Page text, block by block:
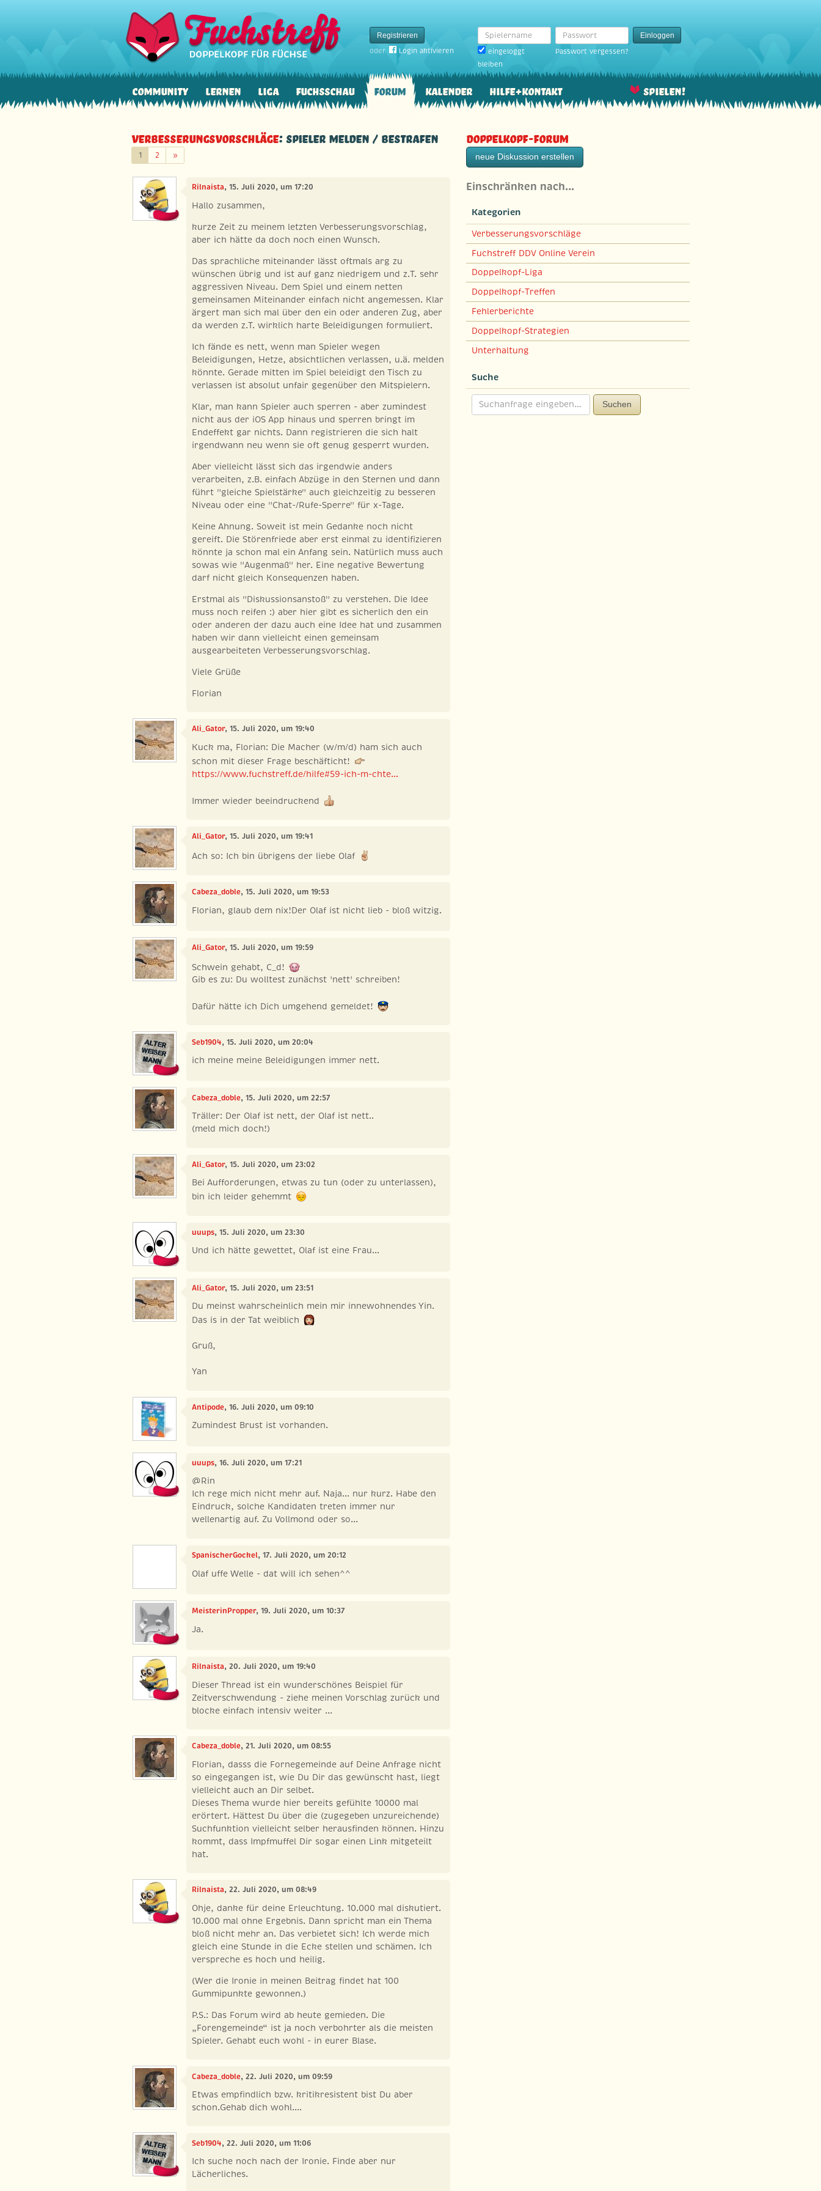
Registrieren
oder
Login aktivieren
Spielername
eingeloggt
bleiben
Passwort
Einloggen
Passwort vergessen?
Community Lernen Liga Fuchsschau Forum Kalender Hilfe+Kontakt Spielen!
Verbesserungsvorschläge: Spieler melden / bestrafen
1 2 »Weiter
Rilnaista, 15. Juli 2020, um 17:20
Hallo zusammen,
kurze Zeit zu meinem letzten Verbesserungsvorschlag,
aber ich hätte da doch noch einen Wunsch.
Das sprachliche miteinander lässt oftmals arg zu
wünschen übrig und ist auf ganz niedrigem und z.T. sehr
aggressiven Niveau. Dem Spiel und einem netten
gemeinsamen Miteinander einfach nicht angemessen. Klar
ärgert man sich mal über den ein oder anderen Zug, aber
da werden z.T. wirklich harte Beleidigungen formuliert.
Ich fände es nett, wenn man Spieler wegen
Beleidigungen, Hetze, absichtlichen verlassen, u.ä. melden
könnte. Gerade mitten im Spiel beleidigt den Tisch zu
verlassen ist absolut unfair gegenüber den Mitspielern.
Klar, man kann Spieler auch sperren - aber zumindest
nicht aus der iOS App hinaus und sperren bringt im
Endeffekt gar nichts. Dann registrieren die sich halt
irgendwann neu wenn sie oft genug gesperrt wurden.
Aber vielleicht lässt sich das irgendwie anders
verarbeiten, z.B. einfach Abzüge in den Sternen und dann
führt "gleiche Spielstärke" auch gleichzeitig zu besseren
Niveau oder eine "Chat-/Rufe-Sperre" für x-Tage.
Keine Ahnung. Soweit ist mein Gedanke noch nicht
gereift. Die Störenfriede aber erst einmal zu identifizieren
könnte ja schon mal ein Anfang sein. Natürlich muss auch
sowas wie "Augenmaß" her. Eine negative Bewertung
darf nicht gleich Konsequenzen haben.
Erstmal als "Diskussionsanstoß" zu verstehen. Die Idee
muss noch reifen :) aber hier gibt es sicherlich den ein
oder anderen der dazu auch eine Idee hat und zusammen
haben wir dann vielleicht einen gemeinsam
ausgearbeiteten Verbesserungsvorschlag.
Viele Grüße
Florian
Ali_Gator, 15. Juli 2020, um 19:40
Kuck ma, Florian: Die Macher (w/m/d) ham sich auch
schon mit dieser Frage beschäfticht!
https://www.fuchstreff.de/hilfe#59-ich-m-chte...
Immer wieder beeindruckend
Ali_Gator, 15. Juli 2020, um 19:41
Ach so: Ich bin übrigens der liebe Olaf
Cabeza_doble, 15. Juli 2020, um 19:53
Florian, glaub dem nix!Der Olaf ist nicht lieb - bloß witzig.
Ali_Gator, 15. Juli 2020, um 19:59
Schwein gehabt, C_d!
Gib es zu: Du wolltest zunächst 'nett' schreiben!
Dafür hätte ich Dich umgehend gemeldet!
Seb1904, 15. Juli 2020, um 20:04
ich meine meine Beleidigungen immer nett.
Cabeza_doble, 15. Juli 2020, um 22:57
Träller: Der Olaf ist nett, der Olaf ist nett..
(meld mich doch!)
Ali_Gator, 15. Juli 2020, um 23:02
Bei Aufforderungen, etwas zu tun (oder zu unterlassen),
bin ich leider gehemmt
uuups, 15. Juli 2020, um 23:30
Und ich hätte gewettet, Olaf ist eine Frau...
Ali_Gator, 15. Juli 2020, um 23:51
Du meinst wahrscheinlich mein mir innewohnendes Yin.
Das is in der Tat weiblich
Gruß,
Yan
Antipode, 16. Juli 2020, um 09:10
Zumindest Brust ist vorhanden.
uuups, 16. Juli 2020, um 17:21
@Rin
Ich rege mich nicht mehr auf. Naja... nur kurz. Habe den
Eindruck, solche Kandidaten treten immer nur
wellenartig auf. Zu Vollmond oder so...
SpanischerGockel, 17. Juli 2020, um 20:12
Olaf uffe Welle - dat will ich sehen^^
MeisterinPropper, 19. Juli 2020, um 10:37
Ja.
Rilnaista, 20. Juli 2020, um 19:40
Dieser Thread ist ein wunderschönes Beispiel für
Zeitverschwendung - ziehe meinen Vorschlag zurück und
blocke einfach intensiv weiter ...
Cabeza_doble, 21. Juli 2020, um 08:55
Florian, dasss die Fornegemeinde auf Deine Anfrage nicht
so eingegangen ist, wie Du Dir das gewünscht hast, liegt
vielleicht auch an Dir selbet.
Dieses Thema wurde hier bereits gefühlte 10000 mal
erörtert. Hättest Du über die (zugegeben unzureichende)
Suchfunktion vielleicht selber herausfinden können. Hinzu
kommt, dass Impfmuffel Dir sogar einen Link mitgeteilt
hat.
Rilnaista, 22. Juli 2020, um 08:49
Ohje, danke für deine Erleuchtung. 10.000 mal diskutiert.
10.000 mal ohne Ergebnis. Dann spricht man ein Thema
bloß nicht mehr an. Das verbietet sich! Ich werde mich
gleich eine Stunde in die Ecke stellen und schämen. Ich
verspreche es hoch und heilig.
(Wer die Ironie in meinen Beitrag findet hat 100
Gummipunkte gewonnen.)
P.S.: Das Forum wird ab heute gemieden. Die
„Forengemeinde“ ist ja noch verbohrter als die meisten
Spieler. Gehabt euch wohl - in eurer Blase.
Cabeza_doble, 22. Juli 2020, um 09:59
Etwas empfindlich bzw. kritikresistent bist Du aber
schon.Gehab dich wohl....
Seb1904, 22. Juli 2020, um 11:06
Ich suche noch nach der Ironie. Finde aber nur
Lächerliches.
Doppelkopf-Forum
neue Diskussion erstellen
Einschränken nach…
Kategorien
Verbesserungsvorschläge
Fuchstreff DDV Online Verein
Doppelkopf-Liga
Doppelkopf-Treffen
Fehlerberichte
Doppelkopf-Strategien
Unterhaltung
Suche
Suchen